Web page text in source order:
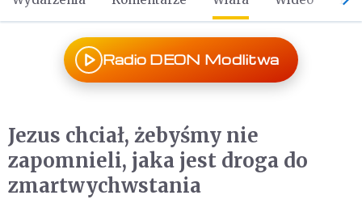
Radio DEON Modlitwa
Jezus chciał, żebyśmy nie
zapomnieli, jaka jest droga do
zmartwychwstania